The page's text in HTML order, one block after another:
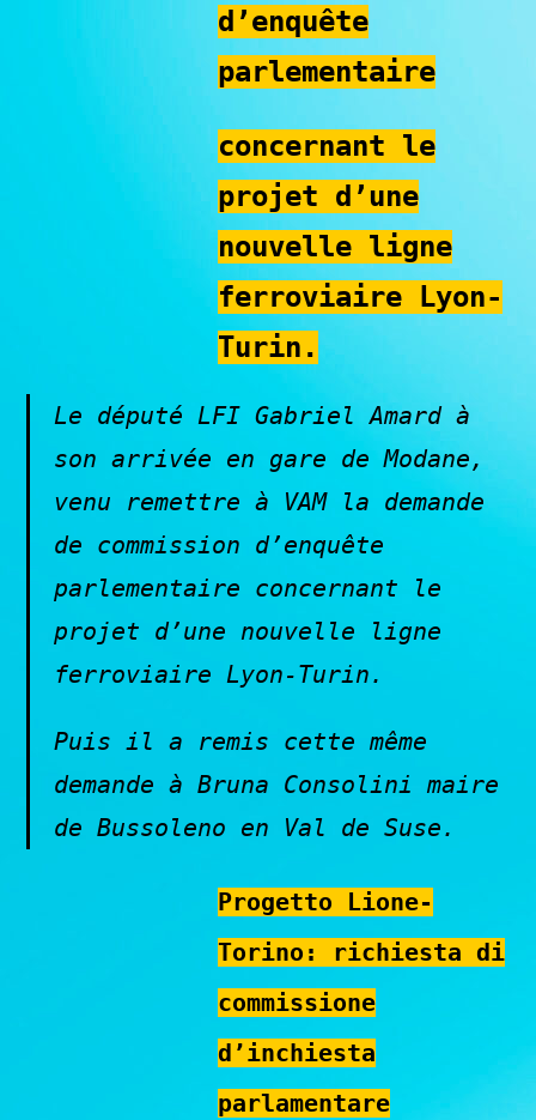
d’enquête
parlementaire
concernant le
projet d’une
nouvelle ligne
ferroviaire Lyon-
Turin.
Le député LFI Gabriel Amard à
son arrivée en gare de Modane,
venu remettre à VAM la demande
de commission d’enquête
parlementaire concernant le
projet d’une nouvelle ligne
ferroviaire Lyon-Turin.
Puis il a remis cette même
demande à Bruna Consolini maire
de Bussoleno en Val de Suse.
Progetto Lione-
Torino: richiesta di
commissione
d’inchiesta
parlamentare